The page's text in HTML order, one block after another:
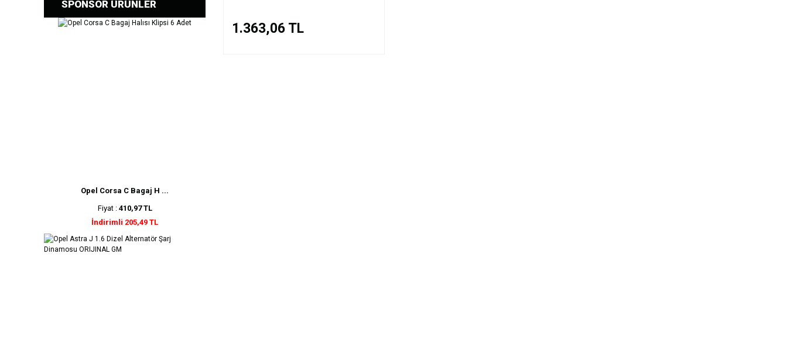
SPONSOR ÜRÜNLER
Opel Corsa C Bagaj H ...
Fiyat : 410,97 TL
İndirimli 205,49 TL
1.363,06 TL